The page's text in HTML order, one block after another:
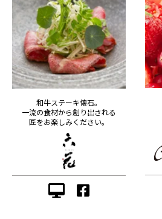
和牛ステーキ懐石。
一流の食材から創り出される
匠をお楽しみください。